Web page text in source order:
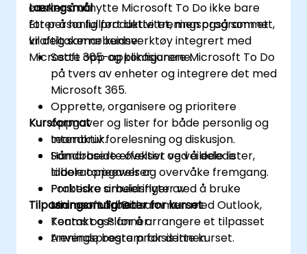
ønsker å utnytte Microsoft To Do ikke bare
for personlig produktivitet, men også som et
kraftig samarbeidsverktøy integrert med
Microsoft 365-applikasjonene.
Læringsmål
Etter å ha fullført dette treningsprogrammet,
vil deltakerne kunne:
Sette opp og konfigurere Microsoft To Do
på tvers av enheter og integrere det med
Microsoft 365.
Opprette, organisere og prioritere
oppgaver og lister for både personlig og
teambruk.
Samarbeide effektivt ved å dele lister,
tildele oppgaver og overvåke fremgang.
Forbedre arbeidsflyter ved å bruke
Microsoft To Do sammen med Outlook,
Teams og Planner.
Anvende beste praksis innen
Kursformat
Interaktiv forelesning og diskusjon.
Håndbaserte øvelser og veiledede
laboratorieøvelser.
Praktiske simuleringer av
teamsamarbeid.
Tilpasningsmuligheter for kurset
Kontakt oss for å arrangere et tilpasset
treningsprogram for dette kurset.